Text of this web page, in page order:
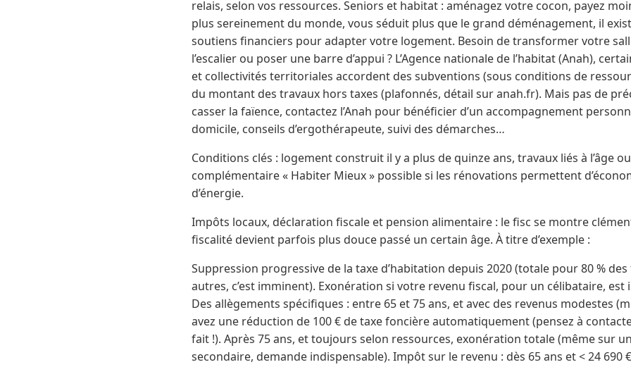
relais, selon vos ressources. Seniors et habitat : aménagez votre cocon, payez
plus sereinement du monde, vous séduit plus que le grand déménagement, il
soutiens financiers pour adapter votre logement. Besoin de transformer votre
l’escalier ou poser une barre d’appui ? L’Agence nationale de l’habitat (Anah),
et collectivités territoriales accordent des subventions (sous conditions de
du montant des travaux hors taxes (plafonnés, détail sur anah.fr). Mais pas de
casser la faïence, contactez l’Anah pour bénéficier d’un accompagnement
domicile, conseils d’ergothérapeute, suivi des démarches…
Conditions clés : logement construit il y a plus de quinze ans, travaux liés à l’âge
complémentaire « Habiter Mieux » possible si les rénovations permettent
d’énergie.
Impôts locaux, déclaration fiscale et pension alimentaire : le fisc se montre
fiscalité devient parfois plus douce passé un certain âge. À titre d’exemple :
Suppression progressive de la taxe d’habitation depuis 2020 (totale pour 80 %
autres, c’est imminent). Exonération si votre revenu fiscal, pour un célibataire, est
Des allègements spécifiques : entre 65 et 75 ans, et avec des revenus modestes
avez une réduction de 100 € de taxe foncière automatiquement (pensez à
fait !). Après 75 ans, et toujours selon ressources, exonération totale (même sur
secondaire, demande indispensable). Impôt sur le revenu : dès 65 ans et < 24 690